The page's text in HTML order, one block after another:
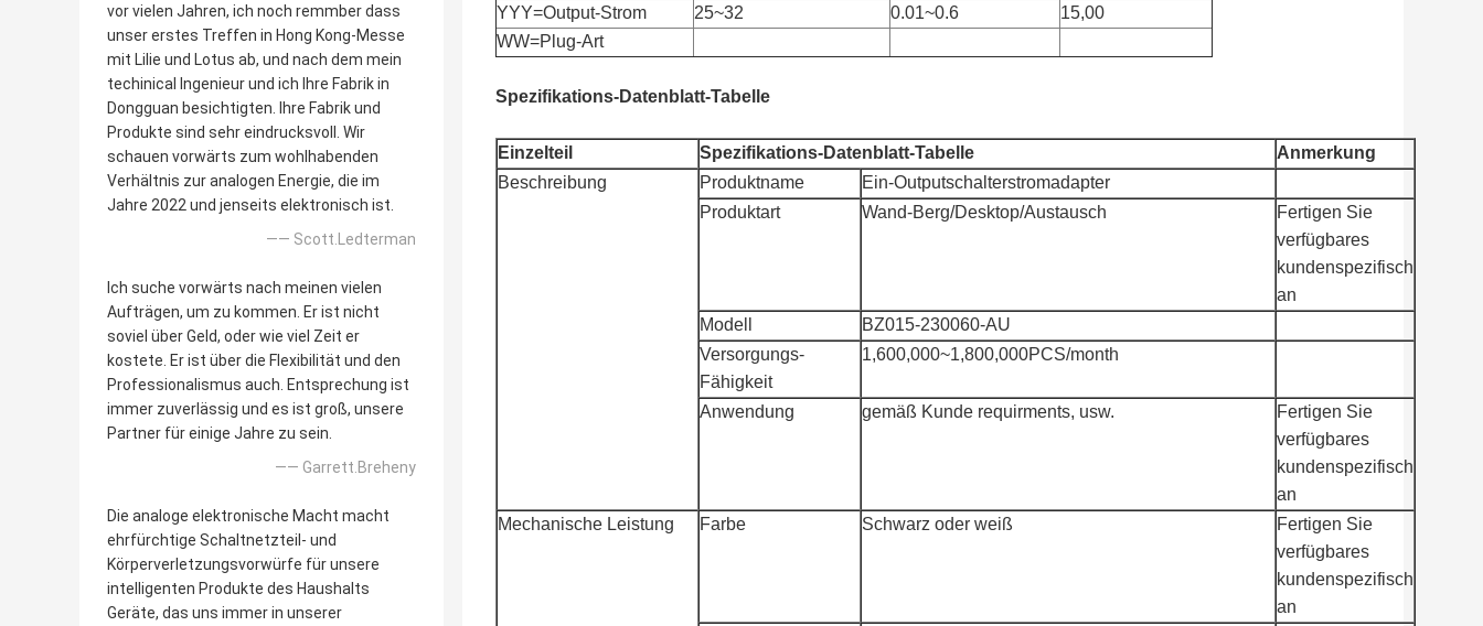
vor vielen Jahren, ich noch remmber dass
unser erstes Treffen in Hong Kong-Messe
mit Lilie und Lotus ab, und nach dem mein
techinical Ingenieur und ich Ihre Fabrik in
Dongguan besichtigten. Ihre Fabrik und
Produkte sind sehr eindrucksvoll. Wir
schauen vorwärts zum wohlhabenden
Verhältnis zur analogen Energie, die im
Jahre 2022 und jenseits elektronisch ist.
—— Scott.Ledterman
Ich suche vorwärts nach meinen vielen
Aufträgen, um zu kommen. Er ist nicht
soviel über Geld, oder wie viel Zeit er
kostete. Er ist über die Flexibilität und den
Professionalismus auch. Entsprechung ist
immer zuverlässig und es ist groß, unsere
Partner für einige Jahre zu sein.
—— Garrett.Breheny
Die analoge elektronische Macht macht
ehrfürchtige Schaltnetzteil- und
Körperverletzungsvorwürfe für unsere
intelligenten Produkte des Haushalts
Geräte, das uns immer in unserer
YYY=Output-Strom
25~32 0.01~0.6
15,00
WW=Plug-Art
Spezifikations-Datenblatt-Tabelle
Einzelteil Spezifikations-Datenblatt-Tabelle
Anmerkung
Beschreibung
Produktname
Ein-Outputschalterstromadapter
Produktart
Wand-Berg/Desktop/Austausch
Fertigen Sie
verfügbares
kundenspezifisch
an
Modell
BZ015-230060-AU
Versorgungs-
Fähigkeit
1,600,000~1,800,000PCS/month
Anwendung gemäß Kunde requirments, usw.
Fertigen Sie
verfügbares
kundenspezifisch
an
Mechanische Leistung
Farbe Schwarz oder weiß
Fertigen Sie
verfügbares
kundenspezifisch
an